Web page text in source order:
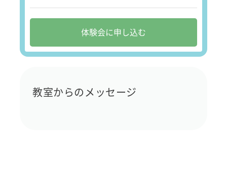
体験会に申し込む
教室からのメッセージ